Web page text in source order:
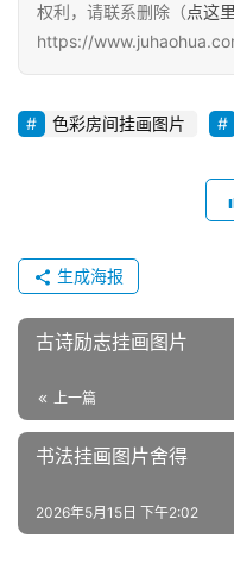
权利，请联系删除（点这
https://
色彩房间挂画图片
生成海报
古诗励志挂画图片
上一篇
书法挂画图片舍得
2026年5月15日 下午2:02